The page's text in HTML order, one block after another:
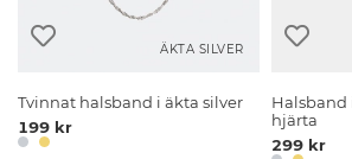
ÄKTA SILVER
Tvinnat halsband i äkta silver
199 kr
Halsband
hjärta
299 kr